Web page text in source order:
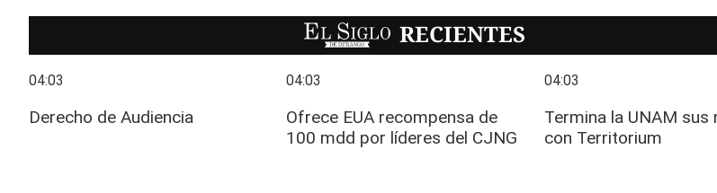
EL SIGLO RECIENTES